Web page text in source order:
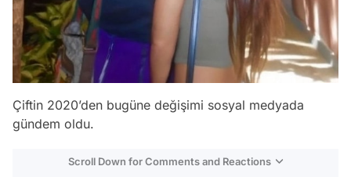
Çiftin 2020’den bugüne değişimi sosyal medyada
gündem oldu.
Scroll Down for Comments and Reactions